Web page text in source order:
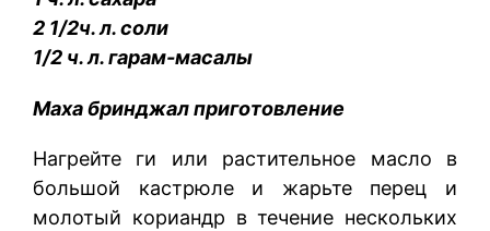
2 1/2ч. л. соли
1/2 ч. л. гарам-масалы
Маха бринджал приготовление
Нагрейте ги или растительное масло в
большой кастрюле и жарьте перец и
молотый кориандр в течение нескольких